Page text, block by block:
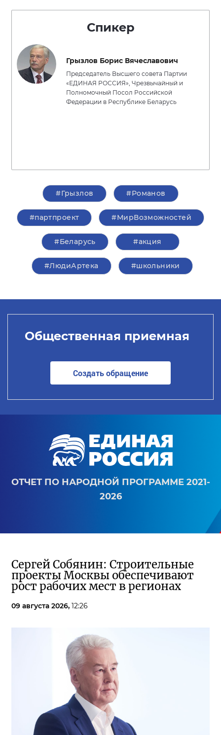
Спикер
Грызлов Борис Вячеславович
Председатель Высшего совета Партии
«ЕДИНАЯ РОССИЯ», Чрезвычайный и
Полномочный Посол Российской
Федерации в Республике Беларусь
#Грызлов #Романов
#партпроект #МирВозможностей
#Беларусь #акция
#ЛюдиАртека #школьники
Общественная приемная
Создать обращение
ОТЧЕТ ПО НАРОДНОЙ ПРОГРАММЕ 2021-
2026
Сергей Собянин: Строительные
проекты Москвы обеспечивают
рост рабочих мест в регионах
09 августа 2026, 12:26